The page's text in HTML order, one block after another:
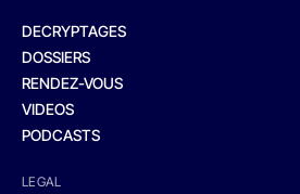
DECRYPTAGES
DOSSIERS
RENDEZ-VOUS
VIDEOS
PODCASTS
LEGAL